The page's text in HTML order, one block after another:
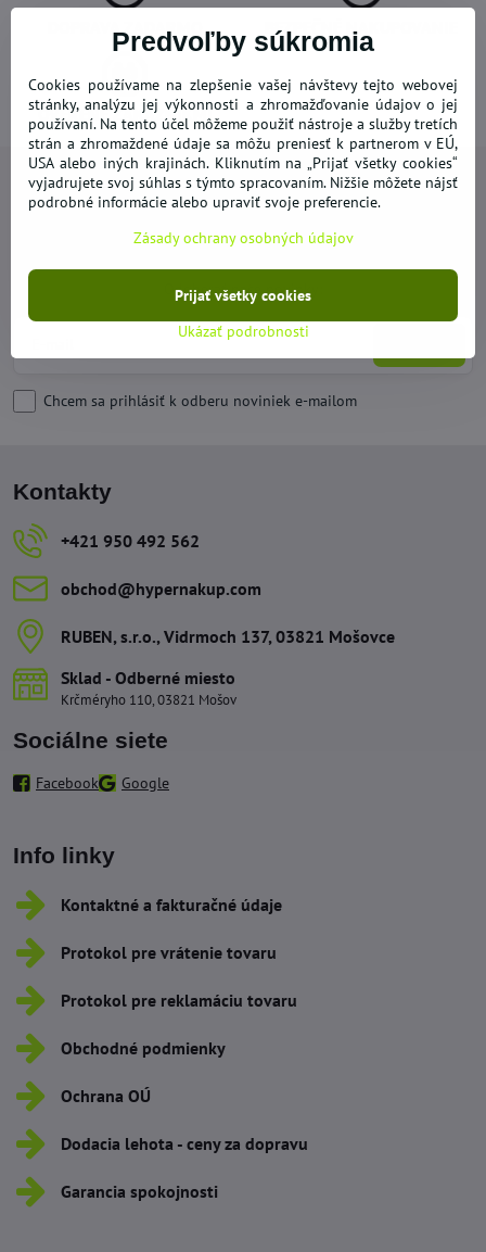
DOPRAVA ZADARMO BEZPEČNÉ NAKUPOVANIE
OVERENÉ ZÁKAZNÍKMI
Odoberať naše novinky:
Chcem sa prihlásiť k odberu noviniek e-mailom
Kontakty
+421 950 492 562
obchod​@hypernakup​.com
RUBEN, s​.r​.o​., Vidrmoch 137, 03821 Mošovce
Sklad - Odberné miesto
Krčméryho 110, 03821 Mošov
Sociálne siete
Facebook Google
Info linky
Kontaktné a fakturačné údaje
Protokol pre vrátenie tovaru
Protokol pre reklamáciu tovaru
Obchodné podmienky
Ochrana OÚ
Dodacia lehota - ceny za dopravu
Garancia spokojnosti
Predvoľby súkromia
Cookies používame na zlepšenie vašej návštevy tejto webovej
stránky, analýzu jej výkonnosti a zhromažďovanie údajov o jej
používaní. Na tento účel môžeme použiť nástroje a služby tretích
strán a zhromaždené údaje sa môžu preniesť k partnerom v EÚ,
USA alebo iných krajinách. Kliknutím na „Prijať všetky cookies“
vyjadrujete svoj súhlas s týmto spracovaním. Nižšie môžete nájsť
podrobné informácie alebo upraviť svoje preferencie.
Zásady ochrany osobných údajov
Ukázať podrobnosti
Prijať všetky cookies